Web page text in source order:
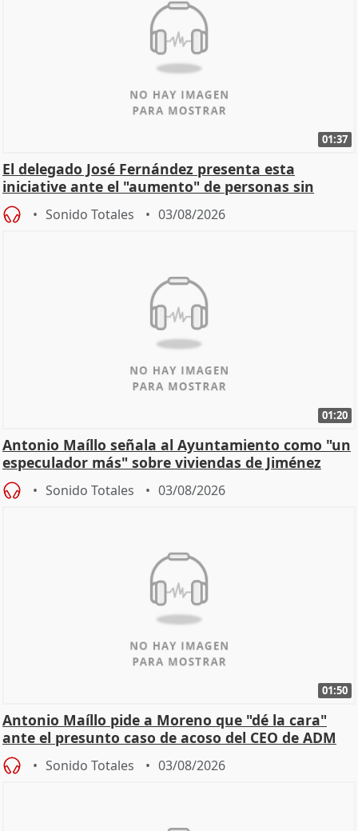
01:37
El delegado José Fernández presenta esta
iniciative ante el "aumento" de personas sin
hogar en Madri
Sonido Totales 03/08/2026
01:20
Antonio Maíllo señala al Ayuntamiento como "un
especulador más" sobre viviendas de Jiménez
Becerril
Sonido Totales 03/08/2026
01:50
Antonio Maíllo pide a Moreno que "dé la cara"
ante el presunto caso de acoso del CEO de ADM
Sonido Totales 03/08/2026